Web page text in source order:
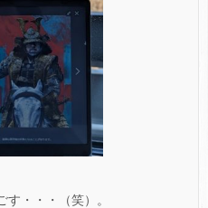
・・・（笑）。